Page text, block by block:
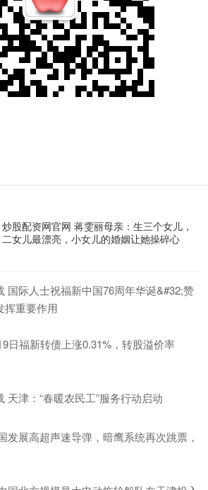
炒股配资网官网 蒋雯丽母亲：生三个女儿，
二女儿最漂亮，小女儿的婚姻让她操碎心
国际人士祝福新中国76周年华诞&#32;赞
挥重要作用
日福新转债上涨0.31%，转股溢价率
天津：“春暖农民工”服务行动启动
发展高超声速导弹，暗鹰系统再次跳票，